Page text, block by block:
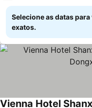
Selecione as datas
exatos.